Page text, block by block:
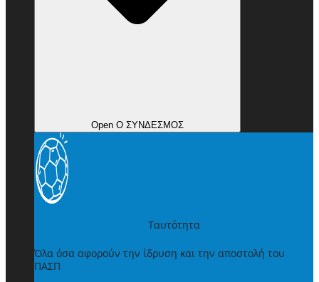
Open Ο ΣΥΝΔΕΣΜΟΣ
Ταυτότητα
Όλα όσα αφορούν την ίδρυση και την αποστολή του
ΠΑΣΠ